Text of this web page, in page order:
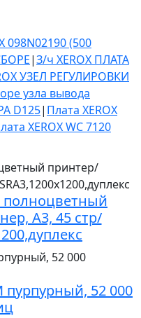
098N02190 (500
|З/ч XEROX ПЛАТА
УЗЕЛ РЕГУЛИРОВКИ
узла вывода
D125| Плата XEROX
XEROX WC 7120
А3, 45 стр/
пурпурный, 52 000